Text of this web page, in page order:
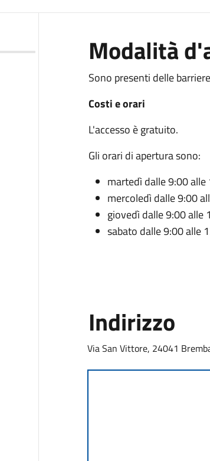
Modalità
Sono presenti delle
Costi e orari
L'accesso è gratuito.
Gli orari di apertura sono:
martedì dalle 9:00
mercoledì dalle 9:00
giovedì dalle 9:00 alle
sabato dalle 9:00 alle
Indirizzo
Via San Vittore, 24041